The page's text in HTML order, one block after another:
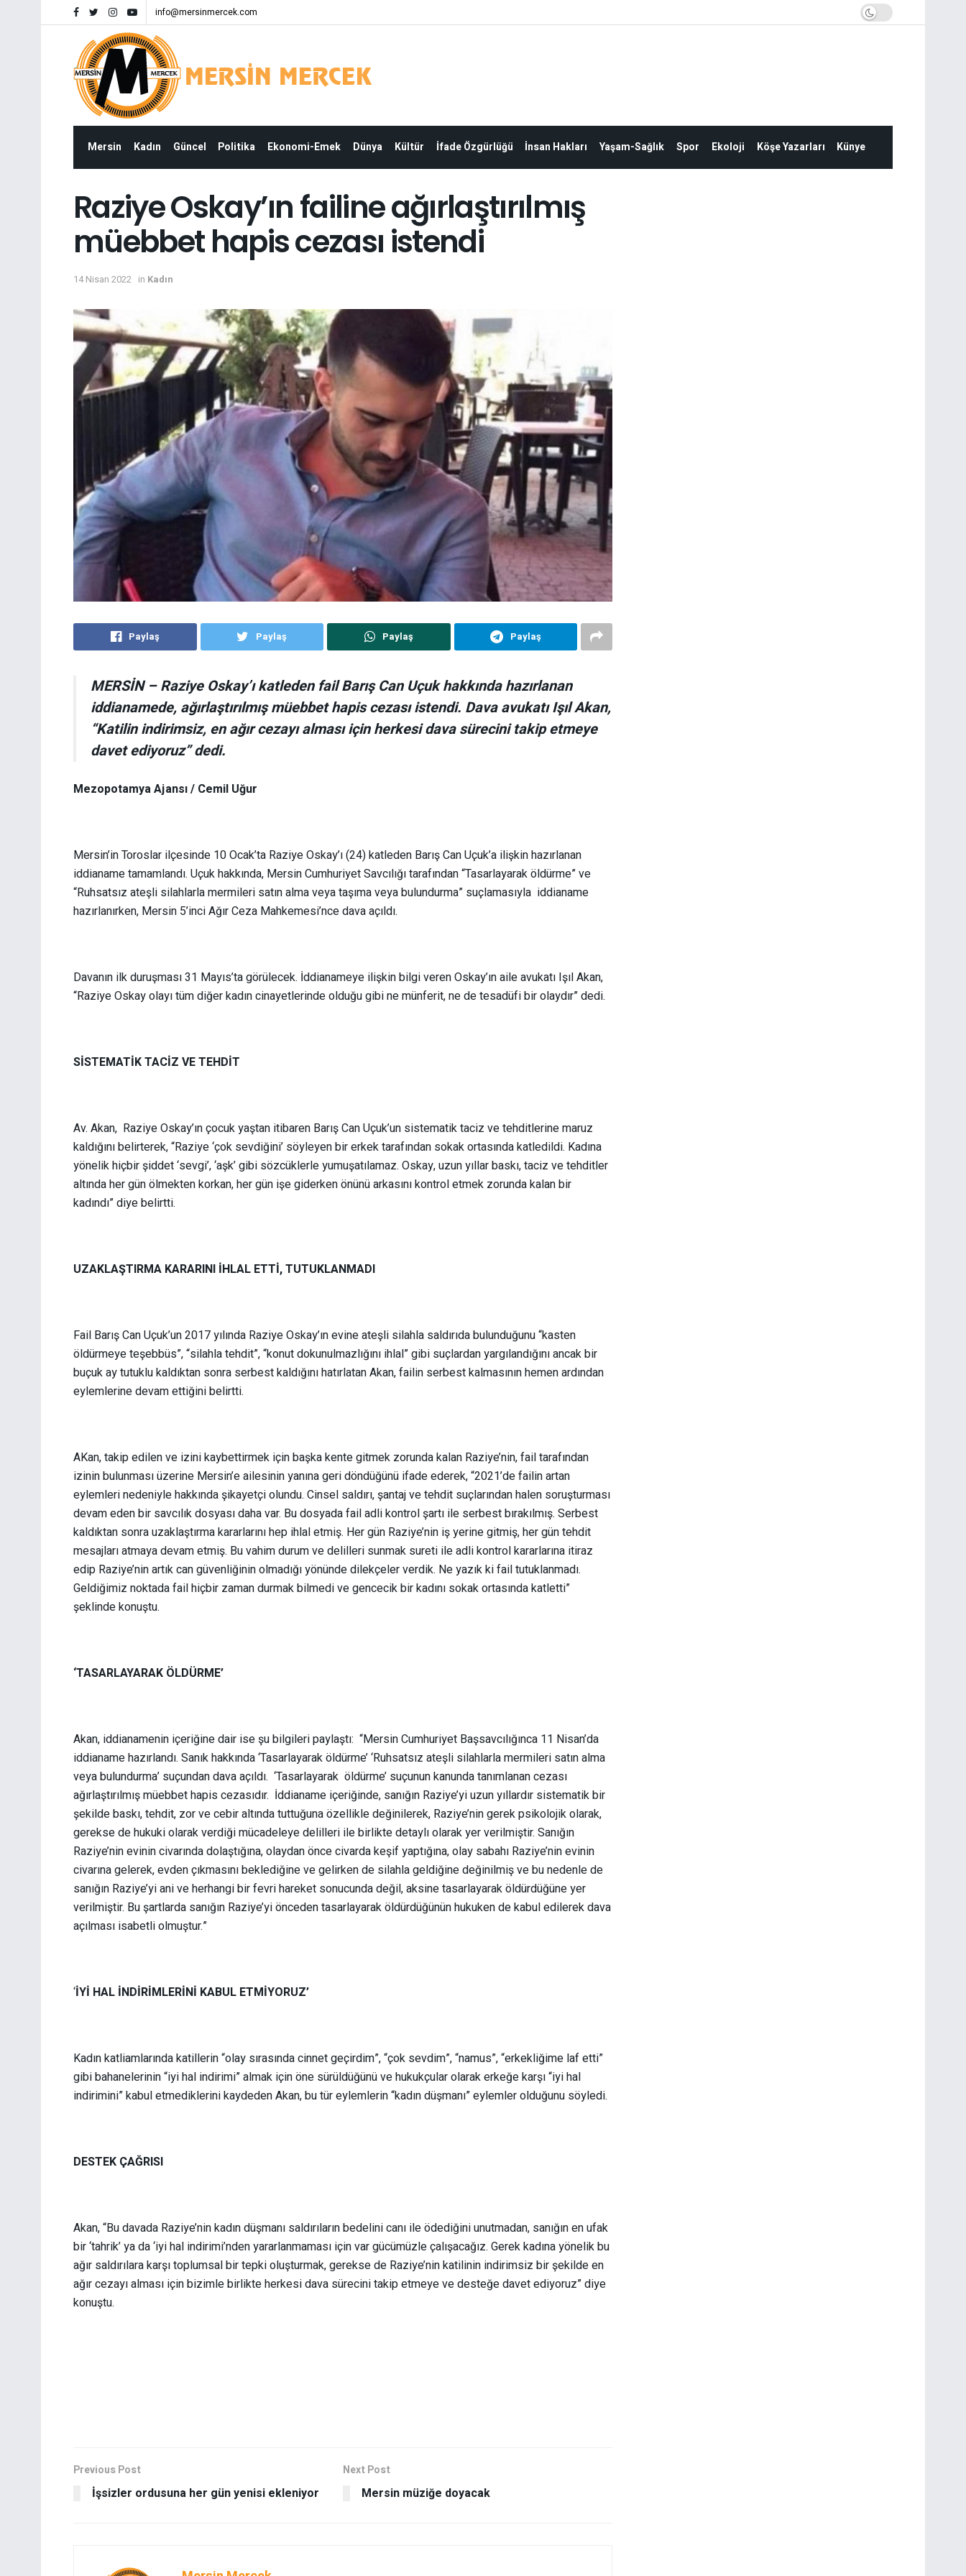
info@mersinmercek.com
Mersin Kadın Güncel Politika Ekonomi-Emek Dünya Kültür İfade Özgürlüğü İnsan Hakları Yaşam-Sağlık Spor Ekoloji Köşe Yazarları Künye
Raziye Oskay’ın failine ağırlaştırılmış
müebbet hapis cezası istendi
14 Nisan 2022 in Kadın
Paylaş Paylaş Paylaş Paylaş
MERSİN– Raziye Oskay’ı katleden fail Barış Can Uçuk hakkında hazırlanan
iddianamede, ağırlaştırılmış müebbet hapis cezası istendi. Dava avukatı Işıl Akan,
“Katilin indirimsiz, en ağır cezayı alması için herkesi dava sürecini takip etmeye
davet ediyoruz” dedi.
Mezopotamya Ajansı / Cemil Uğur
Mersin’in Toroslar ilçesinde 10 Ocak’ta Raziye Oskay’ı (24) katleden Barış Can Uçuk’a ilişkin hazırlanan
iddianame tamamlandı. Uçuk hakkında, Mersin Cumhuriyet Savcılığı tarafından “Tasarlayarak öldürme” ve
“Ruhsatsız ateşli silahlarla mermileri satın alma veya taşıma veya bulundurma” suçlamasıyla iddianame
hazırlanırken, Mersin 5’inci Ağır Ceza Mahkemesi’nce dava açıldı.
Davanın ilk duruşması 31 Mayıs’ta görülecek. İddianameye ilişkin bilgi veren Oskay’ın aile avukatı Işıl Akan,
“Raziye Oskay olayı tüm diğer kadın cinayetlerinde olduğu gibi ne münferit, ne de tesadüfi bir olaydır” dedi.
SİSTEMATİK TACİZ VE TEHDİT
Av. Akan, Raziye Oskay’ın çocuk yaştan itibaren Barış Can Uçuk’un sistematik taciz ve tehditlerine maruz
kaldığını belirterek, “Raziye ‘çok sevdiğini’ söyleyen bir erkek tarafından sokak ortasında katledildi. Kadına
yönelik hiçbir şiddet ‘sevgi’, ‘aşk’ gibi sözcüklerle yumuşatılamaz. Oskay, uzun yıllar baskı, taciz ve tehditler
altında her gün ölmekten korkan, her gün işe giderken önünü arkasını kontrol etmek zorunda kalan bir
kadındı” diye belirtti.
UZAKLAŞTIRMA KARARINI İHLAL ETTİ, TUTUKLANMADI
Fail Barış Can Uçuk’un 2017 yılında Raziye Oskay’ın evine ateşli silahla saldırıda bulunduğunu “kasten
öldürmeye teşebbüs”, “silahla tehdit”, “konut dokunulmazlığını ihlal” gibi suçlardan yargılandığını ancak bir
buçuk ay tutuklu kaldıktan sonra serbest kaldığını hatırlatan Akan, failin serbest kalmasının hemen ardından
eylemlerine devam ettiğini belirtti.
AKan, takip edilen ve izini kaybettirmek için başka kente gitmek zorunda kalan Raziye’nin, fail tarafından
izinin bulunması üzerine Mersin’e ailesinin yanına geri döndüğünü ifade ederek, “2021’de failin artan
eylemleri nedeniyle hakkında şikayetçi olundu. Cinsel saldırı, şantaj ve tehdit suçlarından halen soruşturması
devam eden bir savcılık dosyası daha var. Bu dosyada fail adli kontrol şartı ile serbest bırakılmış. Serbest
kaldıktan sonra uzaklaştırma kararlarını hep ihlal etmiş. Her gün Raziye’nin iş yerine gitmiş, her gün tehdit
mesajları atmaya devam etmiş. Bu vahim durum ve delilleri sunmak sureti ile adli kontrol kararlarına itiraz
edip Raziye’nin artık can güvenliğinin olmadığı yönünde dilekçeler verdik. Ne yazık ki fail tutuklanmadı.
Geldiğimiz noktada fail hiçbir zaman durmak bilmedi ve gencecik bir kadını sokak ortasında katletti”
şeklinde konuştu.
‘TASARLAYARAK ÖLDÜRME’
Akan, iddianamenin içeriğine dair ise şu bilgileri paylaştı: “Mersin Cumhuriyet Başsavcılığınca 11 Nisan’da
iddianame hazırlandı. Sanık hakkında ‘Tasarlayarak öldürme’ ‘Ruhsatsız ateşli silahlarla mermileri satın alma
veya bulundurma’ suçundan dava açıldı. ‘Tasarlayarak öldürme’ suçunun kanunda tanımlanan cezası
ağırlaştırılmış müebbet hapis cezasıdır. İddianame içeriğinde, sanığın Raziye’yi uzun yıllardır sistematik bir
şekilde baskı, tehdit, zor ve cebir altında tuttuğuna özellikle değinilerek, Raziye’nin gerek psikolojik olarak,
gerekse de hukuki olarak verdiği mücadeleye delilleri ile birlikte detaylı olarak yer verilmiştir. Sanığın
Raziye’nin evinin civarında dolaştığına, olaydan önce civarda keşif yaptığına, olay sabahı Raziye’nin evinin
civarına gelerek, evden çıkmasını beklediğine ve gelirken de silahla geldiğine değinilmiş ve bu nedenle de
sanığın Raziye’yi ani ve herhangi bir fevri hareket sonucunda değil, aksine tasarlayarak öldürdüğüne yer
verilmiştir. Bu şartlarda sanığın Raziye’yi önceden tasarlayarak öldürdüğünün hukuken de kabul edilerek dava
açılması isabetli olmuştur.”
‘İYİ HAL İNDİRİMLERİNİ KABUL ETMİYORUZ’
Kadın katliamlarında katillerin “olay sırasında cinnet geçirdim”, “çok sevdim”, “namus”, “erkekliğime laf etti”
gibi bahanelerinin “iyi hal indirimi” almak için öne sürüldüğünü ve hukukçular olarak erkeğe karşı “iyi hal
indirimini” kabul etmediklerini kaydeden Akan, bu tür eylemlerin “kadın düşmanı” eylemler olduğunu söyledi.
DESTEK ÇAĞRISI
Akan, “Bu davada Raziye’nin kadın düşmanı saldırıların bedelini canı ile ödediğini unutmadan, sanığın en ufak
bir ‘tahrik’ ya da ‘iyi hal indirimi’nden yararlanmaması için var gücümüzle çalışacağız. Gerek kadına yönelik bu
ağır saldırılara karşı toplumsal bir tepki oluşturmak, gerekse de Raziye’nin katilinin indirimsiz bir şekilde en
ağır cezayı alması için bizimle birlikte herkesi dava sürecini takip etmeye ve desteğe davet ediyoruz” diye
konuştu.
Previous Post
İşsizler ordusuna her gün yenisi ekleniyor
Next Post
Mersin müziğe doyacak